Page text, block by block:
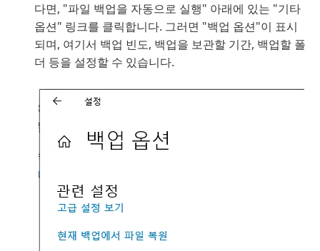
다면, "파일 백업을 자동으로 실행" 아래에 있는 "기타
옵션" 링크를 클릭합니다. 그러면 "백업 옵션"이 표시
되며, 여기서 백업 빈도, 백업을 보관할 기간, 백업할 폴
더 등을 설정할 수 있습니다.